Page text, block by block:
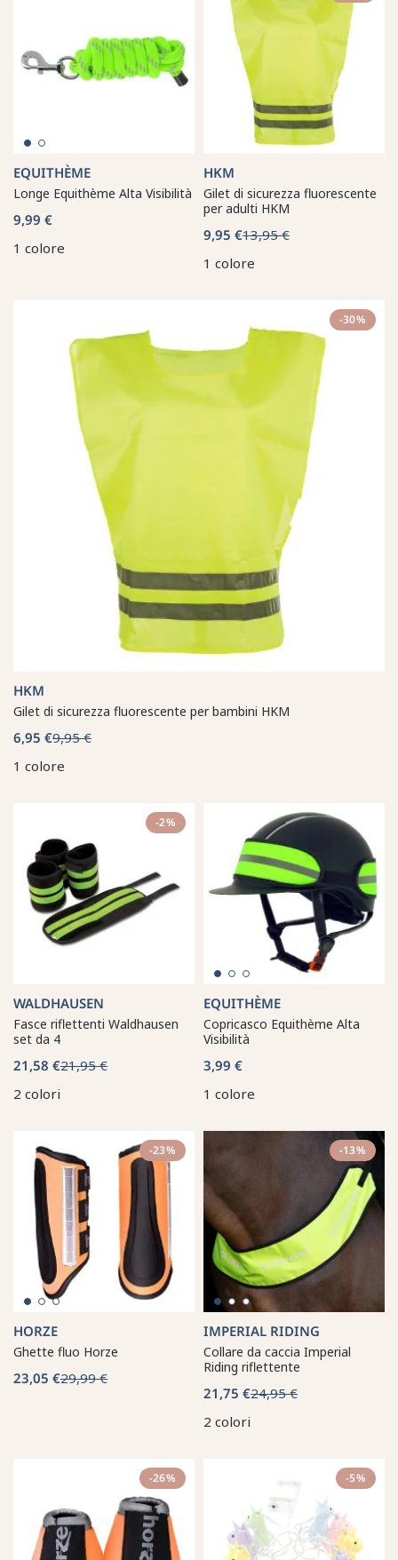
EQUITHÈME
Longe Equithème Alta Visibilità
9,99 €
1 colore
HKM
Gilet di sicurezza fluorescente
per adulti HKM
9,95 €13,95 €
1 colore
-30%
HKM
Gilet di sicurezza fluorescente per bambini HKM
6,95 €9,95 €
1 colore
-2%
WALDHAUSEN
Fasce riflettenti Waldhausen
set da 4
21,58 €21,95 €
2 colori
EQUITHÈME
Copricasco Equithème Alta
Visibilità
3,99 €
1 colore
-23%
HORZE
Ghette fluo Horze
23,05 €29,99 €
-13%
IMPERIAL RIDING
Collare da caccia Imperial
Riding riflettente
21,75 €24,95 €
2 colori
-26% -5%